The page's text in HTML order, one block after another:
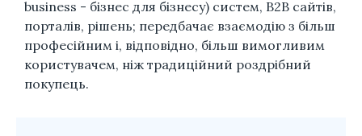
business - бізнес для бізнесу) систем, B2B сайтів,
порталів, рішень; передбачає взаємодію з більш
професійним і, відповідно, більш вимогливим
користувачем, ніж традиційний роздрібний
покупець.